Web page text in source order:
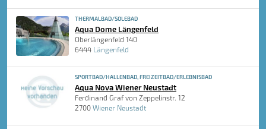
THERMALBAD/SOLEBAD
Aqua Dome Längenfeld
Oberlängenfeld 140
6444 Längenfeld
SPORTBAD/HALLENBAD, FREIZEITBAD/ERLEBNISBAD
Aqua Nova Wiener Neustadt
Ferdinand Graf von Zeppelinstr. 12
2700 Wiener Neustadt